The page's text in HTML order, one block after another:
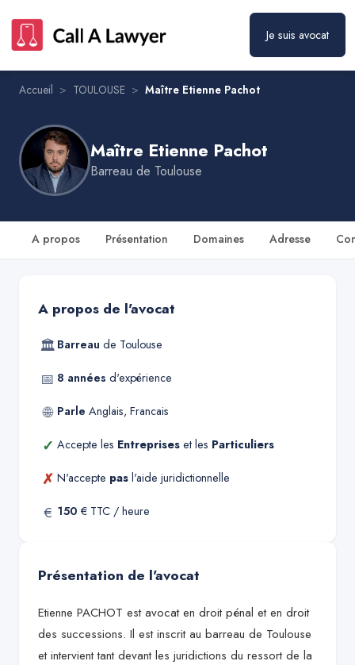
Je suis avocat
Maître Etienne Pachot
Accueil > TOULOUSE > Maître Etienne Pachot
Maître Etienne Pachot
Barreau de Toulouse
A propos Présentation Domaines Adresse
A propos de l'avocat
🏛 Barreau de Toulouse
📅 8 années d'expérience
🌐 Parle Anglais, Francais
✓ Accepte les Entreprises et les Particuliers
✗ N'accepte pas l'aide juridictionnelle
€ 150 € TTC / heure
Présentation de l'avocat
Etienne PACHOT est avocat en droit pénal et en droit
des successions. Il est inscrit au barreau de Toulouse
et intervient tant devant les juridictions du ressort de la